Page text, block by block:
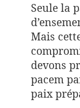
Seule la
Mais
devons
pacem
paix